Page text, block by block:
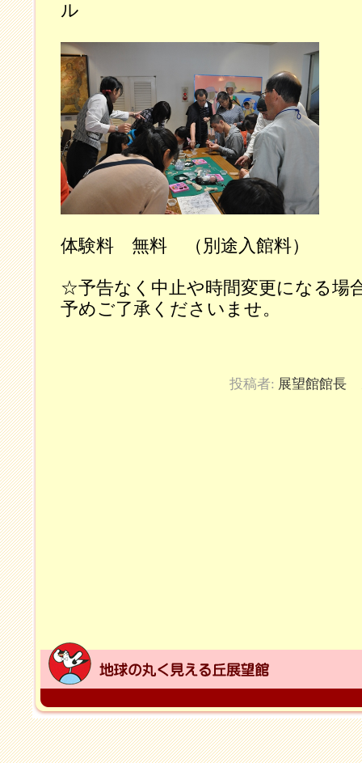
ル
体験料 無料 （別途入館料）
☆予告なく中止や時間変更になる場
予めご了承くださいませ。
投稿者: 展望館館長